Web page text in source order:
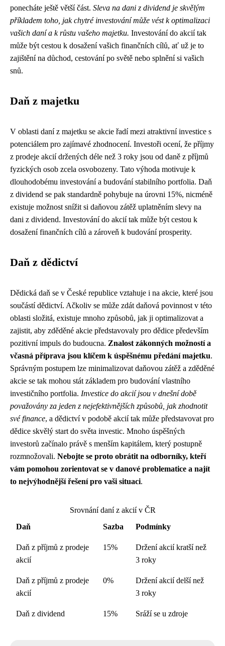
ponecháte ještě větší část. Sleva na dani z dividend je skvělým
příkladem toho, jak chytré investování může vést k optimalizaci
vašich daní a k růstu vašeho majetku. Investování do akcií tak
může být cestou k dosažení vašich finančních cílů, ať už je to
zajištění na důchod, cestování po světě nebo splnění si vašich
snů.
Daň z majetku
V oblasti daní z majetku se akcie řadí mezi atraktivní investice s
potenciálem pro zajímavé zhodnocení. Investoři ocení, že příjmy
z prodeje akcií držených déle než 3 roky jsou od daně z příjmů
fyzických osob zcela osvobozeny. Tato výhoda motivuje k
dlouhodobému investování a budování stabilního portfolia. Daň
z dividend se pak standardně pohybuje na úrovni 15%, nicméně
existuje možnost snížit si daňovou zátěž uplatněním slevy na
dani z dividend. Investování do akcií tak může být cestou k
dosažení finančních cílů a zároveň k budování prosperity.
Daň z dědictví
Dědická daň se v České republice vztahuje i na akcie, které jsou
součástí dědictví. Ačkoliv se může zdát daňová povinnost v této
oblasti složitá, existuje mnoho způsobů, jak ji optimalizovat a
zajistit, aby zděděné akcie představovaly pro dědice především
pozitivní impuls do budoucna. Znalost zákonných možností a
včasná příprava jsou klíčem k úspěšnému předání majetku.
Správným postupem lze minimalizovat daňovou zátěž a zděděné
akcie se tak mohou stát základem pro budování vlastního
investičního portfolia. Investice do akcií jsou v dnešní době
považovány za jeden z nejefektivnějších způsobů, jak zhodnotit
své finance, a dědictví v podobě akcií tak může představovat pro
dědice skvělý start do světa investic. Mnoho úspěšných
investorů začínalo právě s menším kapitálem, který postupně
rozmnožovali. Nebojte se proto obrátit na odborníky, kteří
vám pomohou zorientovat se v danové problematice a najít
to nejvýhodnější řešení pro vaši situaci.
Srovnání daní z akcií v ČR
Daň
Sazba Podmínky
Daň z příjmů z prodeje
akcií
15%
Držení akcií kratší než
3 roky
Daň z příjmů z prodeje
akcií
0%
Držení akcií delší než
3 roky
Daň z dividend 15% Sráží se u zdroje